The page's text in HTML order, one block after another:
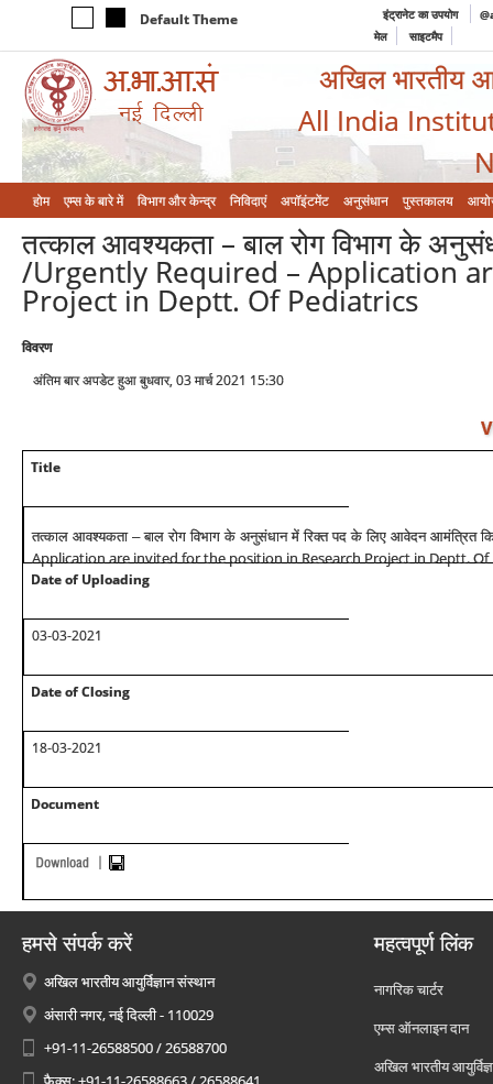
Default Theme इंट्रानेट का उपयोग
मेल
साइटमैप
अखिल भारतीय
All India
होम एम्‍स के बारे में विभाग और केन्‍द्र निविदाएं अपॉइंटमेंट अनुसंधान पुस्तकालय
तत्काल आवश्यकता – बाल रोग विभाग के
/Urgently Required – Application
Project in Deptt. Of Pediatrics
विवरण
अंतिम बार अपडेट हुआ बुधवार, 03 मार्च 2021 15:30
Title
तत्काल आवश्यकता – बाल रोग विभाग के अनुसंधान में रिक्त पद के लिए आवेदन आमंत्रित
Application are invited for the position in Research Project in Deptt. Of
Date of Uploading
03-03-2021
Date of Closing
18-03-2021
Document
हमसे संपर्क करें
अखिल भारतीय आयुर्विज्ञान संस्थान
अंसारी नगर, नई दिल्ली - 110029
+91-11-26588500 / 26588700
महत्वपूर्ण लिंक
नागरिक चार्टर
एम्स ऑनलाइन दान
अखिल भारतीय